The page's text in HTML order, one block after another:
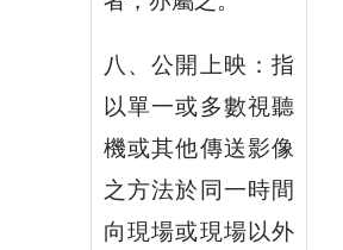
八、公開上映：指
以單一或多數視聽
機或其他傳送影像
之方法於同一時間
向現場或現場以外